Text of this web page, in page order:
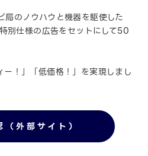
のノウハウと機器を駆使した
別仕様の広告をセットにして50
ー！」「低価格！」を実現しまし
外部サイト）